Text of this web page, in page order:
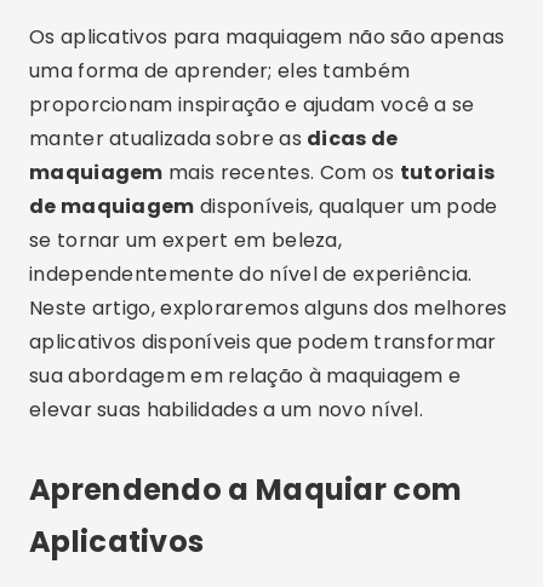
Os aplicativos para maquiagem não são apenas
uma forma de aprender; eles também
proporcionam inspiração e ajudam você a se
manter atualizada sobre as dicas de
maquiagem mais recentes. Com os tutoriais
de maquiagem disponíveis, qualquer um pode
se tornar um expert em beleza,
independentemente do nível de experiência.
Neste artigo, exploraremos alguns dos melhores
aplicativos disponíveis que podem transformar
sua abordagem em relação à maquiagem e
elevar suas habilidades a um novo nível.
Aprendendo a Maquiar com
Aplicativos